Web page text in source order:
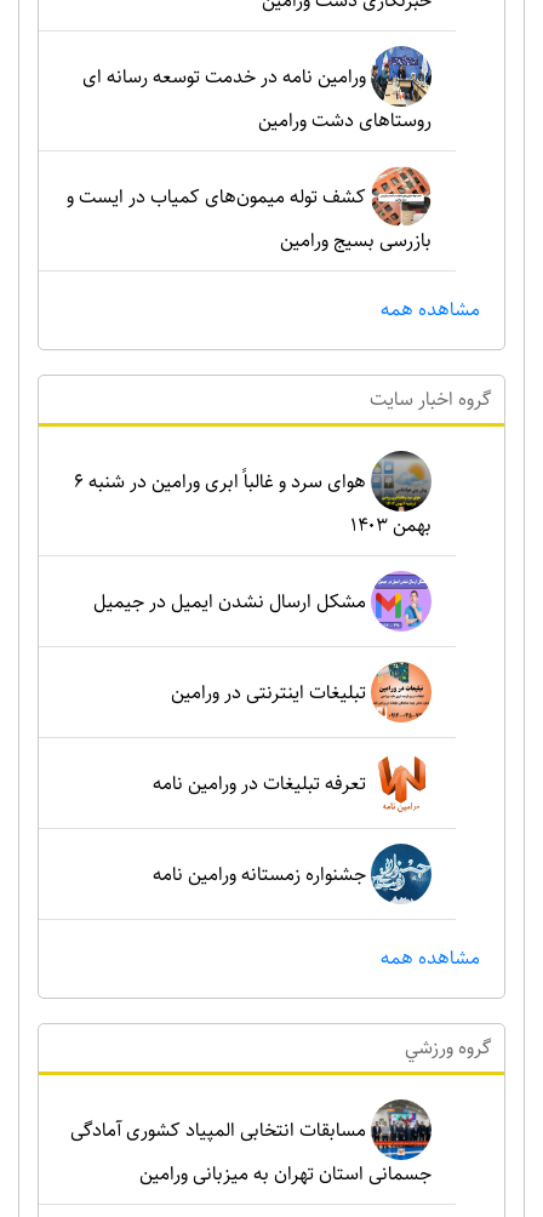
ورامین نامه در خدمت توسعه رسانه ای
روستاهای دشت ورامین
کشف توله میمون‌های کمیاب در ایست و
بازرسی بسیج ورامین
مشاهده همه
گروه اخبار سايت
هوای سرد و غالباً ابری ورامین در شنبه ۶
بهمن ۱۴۰۳
مشکل ارسال نشدن ایمیل در جیمیل
تبلیغات اینترنتی در ورامین
تعرفه تبلیغات در ورامین نامه
جشنواره زمستانه ورامین نامه
مشاهده همه
گروه ورزشي
مسابقات انتخابی المپیاد کشوری آمادگی
جسمانی استان تهران به میزبانی ورامین